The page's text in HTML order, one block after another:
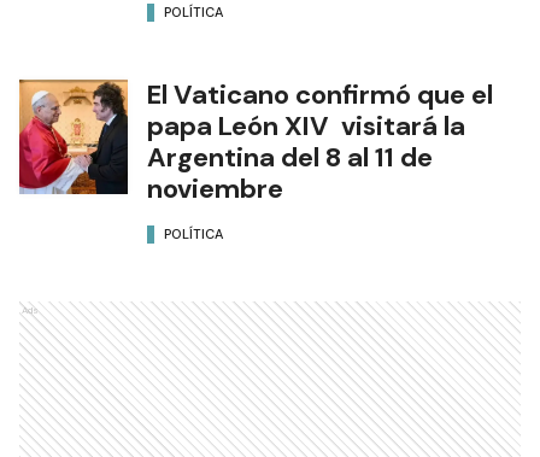
POLÍTICA
El Vaticano confirmó que el
papa León XIV visitará la
Argentina del 8 al 11 de
noviembre
POLÍTICA
Ads